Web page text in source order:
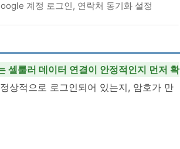
계정 로그인, 연락처 동기화 설정
셀룰러 데이터 연결이 안정적인지 먼저 확
상적으로 로그인되어 있는지, 암호가 만